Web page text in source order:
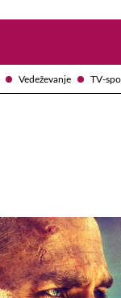
Vedeževanje TV-